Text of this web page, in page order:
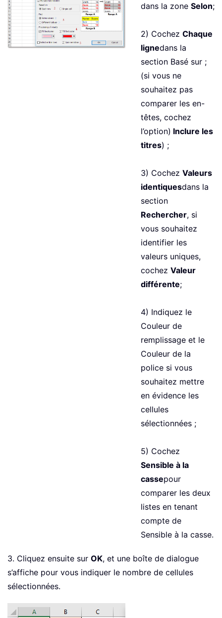
dans la zone Selon;
2) Cochez Chaque
lignedans la
section Basé sur ;
(si vous ne
souhaitez pas
comparer les en-
têtes, cochez
l’option) Inclure les
titres) ;
3) Cochez Valeurs
identiquesdans la
section
Rechercher, si
vous souhaitez
identifier les
valeurs uniques,
cochez Valeur
différente;
4) Indiquez le
Couleur de
remplissage et le
Couleur de la
police si vous
souhaitez mettre
en évidence les
cellules
sélectionnées ;
5) Cochez
Sensible à la
cassepour
comparer les deux
listes en tenant
compte de
Sensible à la casse.
3. Cliquez ensuite sur OK, et une boîte de dialogue
s’affiche pour vous indiquer le nombre de cellules
sélectionnées.